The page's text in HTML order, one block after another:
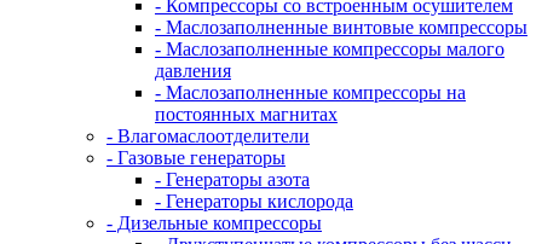
- Компрессоры со встроенным осушителем
- Маслозаполненные винтовые компрессоры
- Маслозаполненные компрессоры малого
давления
- Маслозаполненные компрессоры на
постоянных магнитах
- Влагомаслоотделители
- Газовые генераторы
- Генераторы азота
- Генераторы кислорода
- Дизельные компрессоры